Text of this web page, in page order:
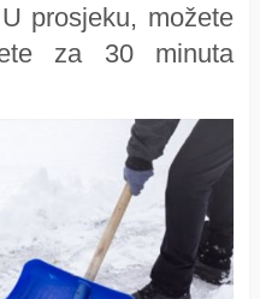
prosjeku, možete
za 30 minuta